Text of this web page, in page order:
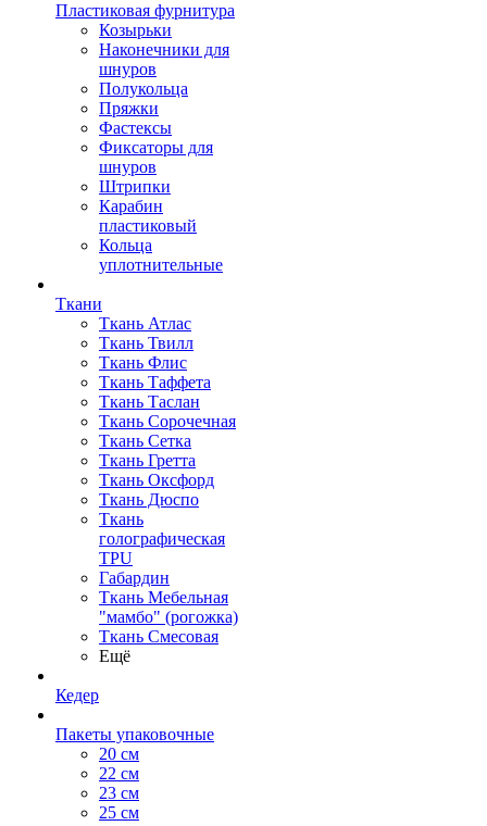
Пластиковая фурнитура
Козырьки
Наконечники для
шнуров
Полукольца
Пряжки
Фастексы
Фиксаторы для
шнуров
Штрипки
Карабин
пластиковый
Кольца
уплотнительные
Ткани
Ткань Атлас
Ткань Твилл
Ткань Флис
Ткань Таффета
Ткань Таслан
Ткань Сорочечная
Ткань Сетка
Ткань Гретта
Ткань Оксфорд
Ткань Дюспо
Ткань
голографическая
TPU
Габардин
Ткань Мебельная
"мамбо" (рогожка)
Ткань Смесовая
Ещё
Кедер
Пакеты упаковочные
20 см
22 см
23 см
25 см